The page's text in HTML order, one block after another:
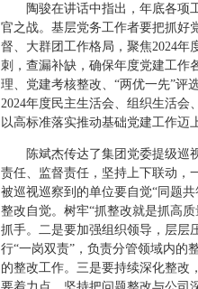
陶骏在讲话中指出，年底各项工
官之战。基层党务工作者要把抓好
督、大群团工作格局，聚焦2024
刺，查漏补缺，确保年度党建工作
理、党建考核整改、“两优一先”评
2024年度民主生活会、组织生活
以高标准落实推动基础党建工作迈
陈斌杰传达了集团党委提级巡视
责任、监督责任，坚持上下联动，
被巡视巡察到的单位要自觉“同题
整改自觉。树牢“抓整改就是抓高
抓手。二是要加强组织领导，层层
行“一岗双责”，负责分管领域内的
的整改工作。三是要持续深化整改